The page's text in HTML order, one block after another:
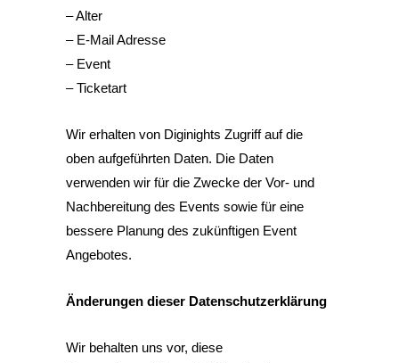
– Alter
– E-Mail Adresse
– Event
– Ticketart
Wir erhalten von Diginights Zugriff auf die
oben aufgeführten Daten. Die Daten
verwenden wir für die Zwecke der Vor- und
Nachbereitung des Events sowie für eine
bessere Planung des zukünftigen Event
Angebotes.
Änderungen dieser Datenschutzerklärung
Wir behalten uns vor, diese